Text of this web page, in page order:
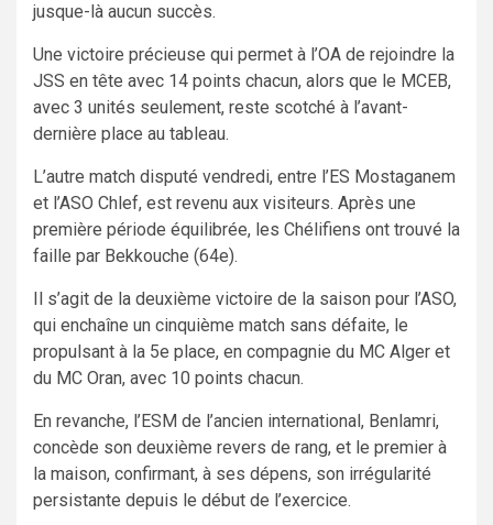
jusque-là aucun succès.
Une victoire précieuse qui permet à l’OA de rejoindre la
JSS en tête avec 14 points chacun, alors que le MCEB,
avec 3 unités seulement, reste scotché à l’avant-
dernière place au tableau.
L’autre match disputé vendredi, entre l’ES Mostaganem
et l’ASO Chlef, est revenu aux visiteurs. Après une
première période équilibrée, les Chélifiens ont trouvé la
faille par Bekkouche (64e).
Il s’agit de la deuxième victoire de la saison pour l’ASO,
qui enchaîne un cinquième match sans défaite, le
propulsant à la 5e place, en compagnie du MC Alger et
du MC Oran, avec 10 points chacun.
En revanche, l’ESM de l’ancien international, Benlamri,
concède son deuxième revers de rang, et le premier à
la maison, confirmant, à ses dépens, son irrégularité
persistante depuis le début de l’exercice.